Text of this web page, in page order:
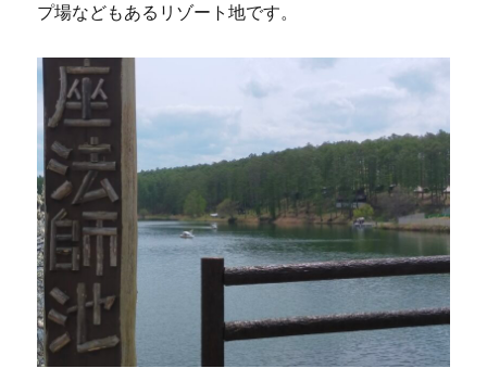
プ場などもあるリゾート地です。